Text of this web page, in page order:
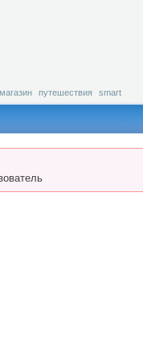
магазин путешествия smart